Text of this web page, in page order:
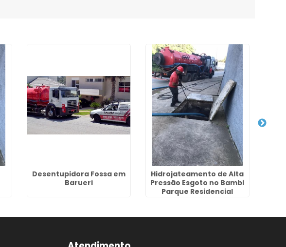
Desentupidora Fossa em
Barueri
Hidrojateamento de Alta
Pressão Esgoto no Bambi
Parque Residencial